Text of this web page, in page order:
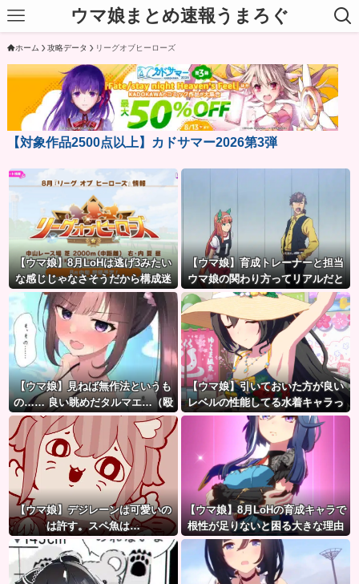
ウマ娘まとめ速報うまろぐ
ホーム 攻略データ リーグオブヒーローズ
【対象作品2500点以上】カドサマー2026第3弾
【ウマ娘】8月LoHは逃げ3みたい
な感じじゃなさそうだから構成迷
うよね。
【ウマ娘】育成トレーナーと担当
ウマ娘の関わり方ってリアルだと
想像つきにくいよね。
【ウマ娘】見ねば無作法というも
の…… 良い眺めだタルマエ…（殴
【ウマ娘】引いておいた方が良い
レベルの性能してる水着キャラっ
て誰かいたっけ？←「いっぱいい
るぞ」
【ウマ娘】デジレーンは可愛いの
は許す。スペ魚は…
【ウマ娘】8月LoHの育成キャラで
根性が足りないと困る大きな理由
がこちら。←「不調を考慮すると1
021必要」